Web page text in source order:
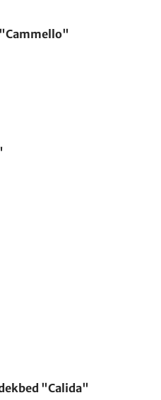
"Calida"